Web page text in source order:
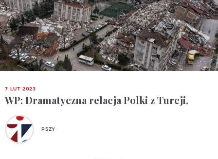
7 LUT 2023
WP: Dramatyczna relacja Polki z Turcji.
PSZY